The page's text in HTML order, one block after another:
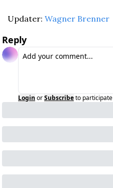
Updater: Wagner Brenner
Reply
Login orSubscribeto participate